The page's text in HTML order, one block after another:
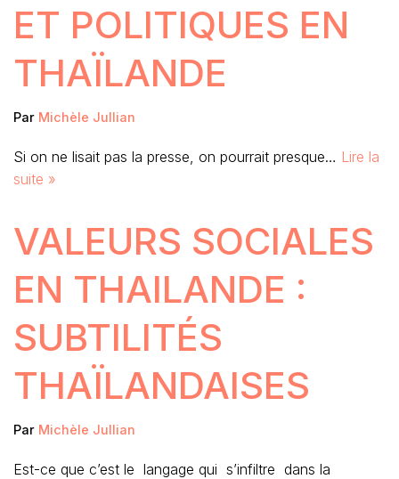
ET POLITIQUES EN
THAÏLANDE
Par Michèle Jullian
Si on ne lisait pas la presse, on pourrait presque… Lire la
suite »
VALEURS SOCIALES
EN THAILANDE :
SUBTILITÉS
THAÏLANDAISES
Par Michèle Jullian
Est-ce que c’est le langage qui s’infiltre dans la